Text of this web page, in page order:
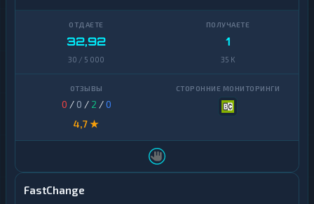
32,92
30 / 5 000
1
35 K
0 / 0 / 2 /0
4,7 ★
FastChange